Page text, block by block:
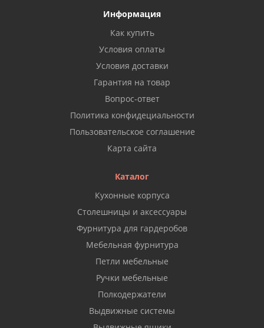
Информация
Как купить
Условия оплаты
Условия доставки
Гарантия на товар
Вопрос-ответ
Политика конфидециальности
Пользовательское соглашение
Карта сайта
Каталог
Кухонные корпуса
Столешницы и аксессуары
Фурнитура для гардеробов
Мебельная фурнитура
Петли мебельные
Ручки мебельные
Полкодержатели
Выдвижные системы